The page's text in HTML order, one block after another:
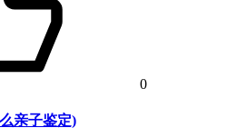
0
亲子鉴定)